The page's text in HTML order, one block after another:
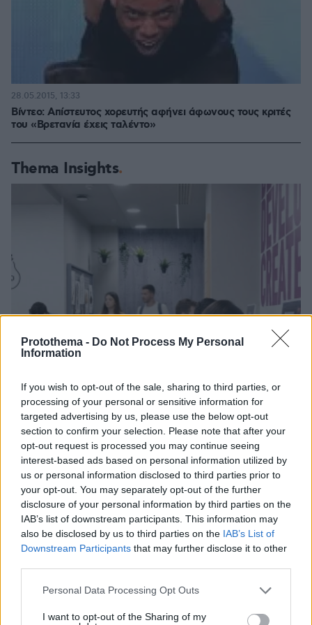
Protothema - Do Not Process My Personal
Information
If you wish to opt-out of the sale, sharing to third parties, or
processing of your personal or sensitive information for
targeted advertising by us, please use the below opt-out
section to confirm your selection. Please note that after your
opt-out request is processed you may continue seeing
interest-based ads based on personal information utilized by
us or personal information disclosed to third parties prior to
your opt-out. You may separately opt-out of the further
disclosure of your personal information by third parties on the
IAB’s list of downstream participants. This information may
also be disclosed by us to third parties on the IAB’s List of
Downstream Participants that may further disclose it to other
Please note that this website/app uses one or more Google
not limited to your visit or usage behaviour. You may click to
Personal Data Processing Opt Outs
I want to opt-out of the Sharing of my
Βίντεο: Απίστευτος χορευτής αφήνει άφωνους τους κριτές
του «Βρετανία έχεις ταλέντο»
28.05.2015, 13:33
Thema Insights
Κάτι αλλάζει στον χάρτη της πανεπιστημιακής εκπαίδευσης
στην Ελλάδα
03.08.2026, 11:06
Εθνική Τράπεζα: Η κορυφαία επιλογή για τη χρηματοδότηση
30.07.2026, 15:25
29.07.2026, 09:39